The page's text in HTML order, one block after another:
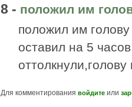
8 - положил им
положил им
оставил на 5
Для комментирования войдите или